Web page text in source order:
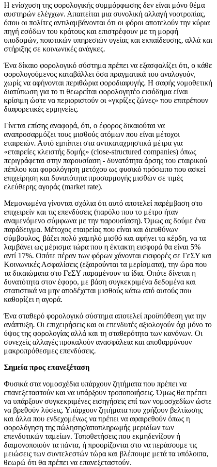
Η ενίσχυση της φορολογικής συμμόρφωσης δεν είναι μόνο θέμα
αυστηρών ελέγχων. Απαιτείται μια συνολική αλλαγή νοοτροπίας,
όπου οι πολίτες αντιλαμβάνονται ότι οι φόροι αποτελούν την κύρια
πηγή εσόδων του κράτους και επιστρέφουν με τη μορφή
υποδομών, ποιοτικών υπηρεσιών υγείας και εκπαίδευσης, αλλά και
στήριξης σε κοινωνικές ανάγκες.
Ένα δίκαιο φορολογικό σύστημα πρέπει να εξασφαλίζει ότι, ο κάθε
φορολογούμενος καταβάλλει όσα πραγματικά του αναλογούν,
χωρίς να αφήνονται περιθώρια φοροδιαφυγής. Η σαφής νομοθετική
διατύπωση για το τι θεωρείται φορολογητέο εισόδημα είναι
κρίσιμη ώστε να περιοριστούν οι «γκρίζες ζώνες» που επιτρέπουν
διαφορετικές ερμηνείες.
Γίνεται επίσης αναφορά, ότι, ο έφορος δικαιούται να
αναπροσαρμόζει τους μισθούς ατόμων που είναι μέτοχοι
εταιρειών. Αυτό εμπίπτει στα αντικαταχρηστικά μέτρα για
«εταιρείες κλειστής δομής» (close-structured companies) όπως
περιγράφεται στην παρουσίαση - δυνατότητα άρσης του εταιρικού
πέπλου και φορολόγηση μετόχου ως φυσικό πρόσωπο που ασκεί
επιχείρηση και δυνατότητα προσαρμογής μισθών σε τιμές
ελεύθερης αγοράς (market rate).
Μεμονωμένα γίνονται σχόλια ότι αυτό αποτελεί παρέμβαση στο
επιχειρείν και τις επενδύσεις (παρόλο που το μέτρο ήταν
αναμενόμενο σύμφωνα με την παρουσίαση). Όμως ας δούμε ένα
παράδειγμα. Μέτοχος εταιρείας που είναι και διευθύνων
σύμβουλος, βάζει πολύ χαμηλό μισθό και αφήνει τα κέρδη, να τα
λαμβάνει ως μέρισμα τώρα που η έκτακτη εισφορά θα είναι 5%
αντί 17%. Οπότε πέραν των φόρων χάνονται εισφορές σε ΓεΣΥ και
Κοινωνικές Ασφαλίσεις (εξαιρούνται τα μερίσματα), την ώρα που
τα δικαιώματα στο ΓεΣΥ παραμένουν τα ίδια. Οπότε δίνεται η
δυνατότητα στον έφορο, με βάση συγκεκριμένα δεδομένα και
στατιστικά να μην αποδέχεται μισθούς κάτω από αυτούς που
καθορίζει η αγορά.
Ένα σταθερό φορολογικό σύστημα αποτελεί προϋπόθεση για την
ανάπτυξη. Οι επιχειρήσεις και οι επενδυτές αξιολογούν όχι μόνο το
ύψος της φορολογίας αλλά και τη σταθερότητα των κανόνων. Οι
συνεχείς αλλαγές προκαλούν ανασφάλεια και αποθαρρύνουν
μακροπρόθεσμες επενδύσεις.
Σημεία προς επανεξέταση
Φυσικά στα νομοσχέδια υπάρχουν ζητήματα που πρέπει να
επανεξεταστούν και να υπάρξουν τροποποιήσεις. Όμως θα πρέπει
να υπάρξουν συγκεκριμένες εισηγήσεις επί των νομοσχεδίων ώστε
να βρεθούν λύσεις. Υπάρχουν ζητήματα που χρήζουν βελτίωσης
και άλλα που ενδεχομένως να πρέπει να αφαιρεθούν όπως η
φορολόγηση της πώλησης/αποπληρωμής μεριδίων των
επενδυτικών ταμείων. Τοποθετήσεις που εκμηδενίζουν ή
δαιμονοποιούν τα πάντα, ή προορίζονται στο να περάσουμε τις
μειώσεις των συντελεστών τώρα και βλέπουμε μετά τα υπόλοιπα,
θεωρώ ότι θα πρέπει να επανεξεταστούν.